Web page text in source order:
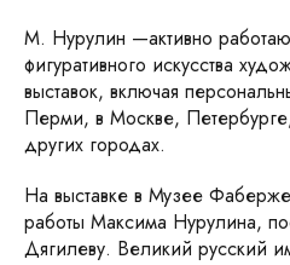
М. Нурулин —активно
фигуративного искусства
выставок, включая
Перми, в Москве,
других городах.
На выставке в Музее
работы Максима Нурулина,
Дягилеву. Великий русский